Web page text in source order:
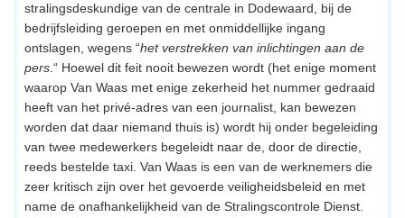
stralingsdeskundige van de centrale in Dodewaard, bij de
bedrijfsleiding geroepen en met onmiddellijke ingang
ontslagen, wegens “het verstrekken van inlichtingen aan de
pers .“ Hoewel dit feit nooit bewezen wordt (het enige moment
waarop Van Waas met enige zekerheid het nummer gedraaid
heeft van het privé-adres van een journalist, kan bewezen
worden dat daar niemand thuis is) wordt hij onder begeleiding
van twee medewerkers begeleidt naar de, door de directie,
reeds bestelde taxi. Van Waas is een van de werknemers die
zeer kritisch zijn over het gevoerde veiligheidsbeleid en met
name de onafhankelijkheid van de Stralingscontrole Dienst.